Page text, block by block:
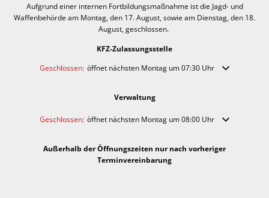
Aufgrund einer internen Fortbildungsmaßnahme ist die Jagd- und
Waffenbehörde am Montag, den 17. August, sowie am Dienstag, den 18.
August, geschlossen.
KFZ-Zulassungsstelle
Klicken, um weitere Öffnungs- oder Schließzeiten auszublenden
Geschlossen: öffnet nächsten Montag um 07:30 Uhr
Verwaltung
Klicken, um weitere Öffnungs- oder Schließzeiten auszublenden
Geschlossen: öffnet nächsten Montag um 08:00 Uhr
Außerhalb der Öffnungszeiten nur nach vorheriger
Terminvereinbarung